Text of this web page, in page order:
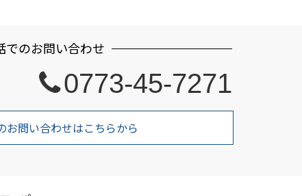
でのお問い合わせ
0773-45-7271
お問い合わせはこちらから